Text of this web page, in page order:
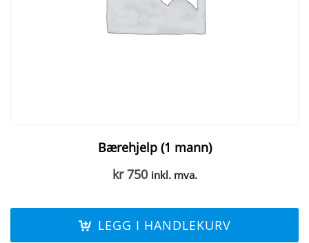
Bærehjelp (1 mann)
kr750 inkl. mva.
LEGG I HANDLEKURV